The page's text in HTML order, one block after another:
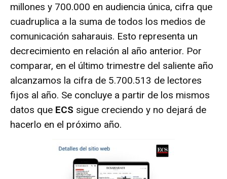
millones y 700.000 en audiencia única, cifra que
cuadruplica a la suma de todos los medios de
comunicación saharauis. Esto representa un
decrecimiento en relación al año anterior. Por
comparar, en el último trimestre del saliente año
alcanzamos la cifra de 5.700.513 de lectores
fijos al año. Se concluye a partir de los mismos
datos que ECS sigue creciendo y no dejará de
hacerlo en el próximo año.